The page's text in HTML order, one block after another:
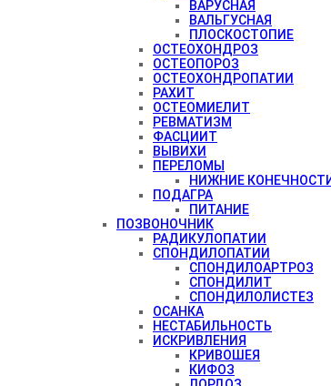
ВАРУСНАЯ
ВАЛЬГУСНАЯ
ПЛОСКОСТОПИЕ
ОСТЕОХОНДРОЗ
ОСТЕОПОРОЗ
ОСТЕОХОНДРОПАТИИ
РАХИТ
ОСТЕОМИЕЛИТ
РЕВМАТИЗМ
ФАСЦИИТ
ВЫВИХИ
ПЕРЕЛОМЫ
НИЖНИЕ КОНЕЧНОСТИ
ПОДАГРА
ПИТАНИЕ
ПОЗВОНОЧНИК
РАДИКУЛОПАТИИ
СПОНДИЛОПАТИИ
СПОНДИЛОАРТРОЗ
СПОНДИЛИТ
СПОНДИЛОЛИСТЕЗ
ОСАНКА
НЕСТАБИЛЬНОСТЬ
ИСКРИВЛЕНИЯ
КРИВОШЕЯ
КИФОЗ